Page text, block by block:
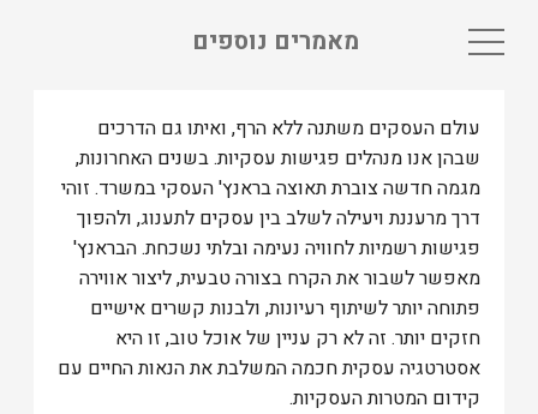
מאמרים נוספים
עולם העסקים משתנה ללא הרף, ואיתו גם הדרכים
שבהן אנו מנהלים פגישות עסקיות. בשנים האחרונות,
מגמה חדשה צוברת תאוצה בראנץ' העסקי במשרד. זוהי
דרך מרעננת ויעילה לשלב בין עסקים לתענוג, ולהפוך
פגישות רשמיות לחוויה נעימה ובלתי נשכחת. הבראנץ'
מאפשר לשבור את הקרח בצורה טבעית, ליצור אווירה
פתוחה יותר לשיתוף רעיונות, ולבנות קשרים אישיים
חזקים יותר. זה לא רק עניין של אוכל טוב, זו היא
אסטרטגיה עסקית חכמה המשלבת את הנאות החיים עם
קידום המטרות העסקיות.